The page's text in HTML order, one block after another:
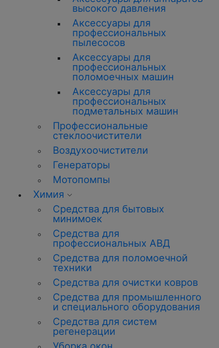
высокого давления
Аксессуары для
профессиональных
пылесосов
Аксессуары для
профессиональных
поломоечных машин
Аксессуары для
профессиональных
подметальных машин
Профессиональные
стеклоочистители
Воздухоочистители
Генераторы
Мотопомпы
Химия
Средства для бытовых
минимоек
Средства для
профессиональных АВД
Средства для поломоечной
техники
Средства для очистки ковров
Средства для промышленного
и специального оборудования
Средства для систем
регенерации